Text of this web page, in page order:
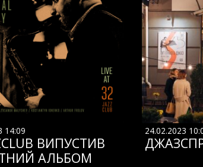
14:09
ВИПУСТИВ
АЛЬБОМ
24.02.2023